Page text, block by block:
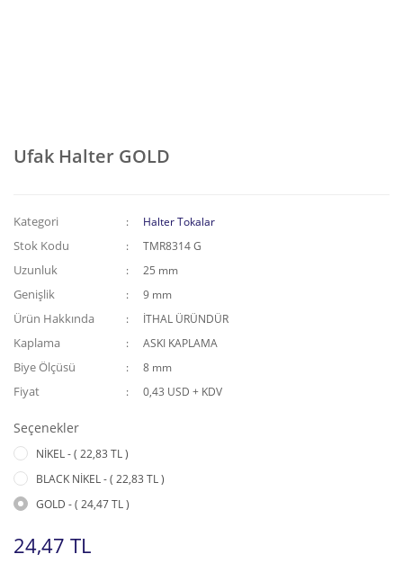
Ufak Halter GOLD
Kategori Halter Tokalar
Stok Kodu TMR8314 G
Uzunluk 25 mm
Genişlik 9 mm
Ürün Hakkında İTHAL ÜRÜNDÜR
Kaplama ASKI KAPLAMA
Biye Ölçüsü 8 mm
Fiyat 0,43 USD + KDV
Seçenekler
NİKEL - ( 22,83 TL )
BLACK NİKEL - ( 22,83 TL )
GOLD - ( 24,47 TL )
24,47 TL